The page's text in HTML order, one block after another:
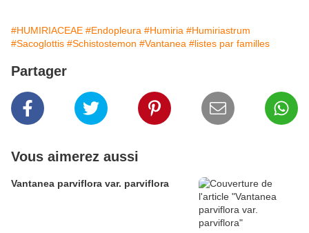
#HUMIRIACEAE #Endopleura #Humiria #Humiriastrum
#Sacoglottis #Schistostemon #Vantanea #listes par familles
Partager
Vous aimerez aussi
Vantanea parviflora var. parviflora